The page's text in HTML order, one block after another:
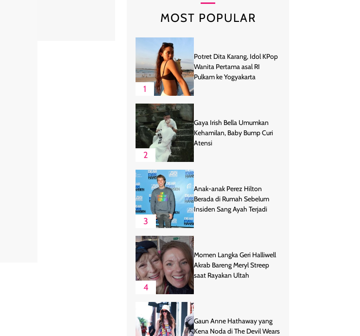
MOST POPULAR
1
Potret Dita Karang, Idol KPop
Wanita Pertama asal RI
Pulkam ke Yogyakarta
2
Gaya Irish Bella Umumkan
Kehamilan, Baby Bump Curi
Atensi
3
Anak-anak Perez Hilton
Berada di Rumah Sebelum
Insiden Sang Ayah Terjadi
4
Momen Langka Geri Halliwell
Akrab Bareng Meryl Streep
saat Rayakan Ultah
Gaun Anne Hathaway yang
Kena Noda di The Devil Wears